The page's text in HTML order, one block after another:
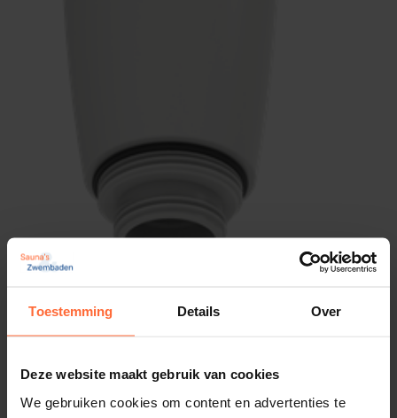
Toestemming Details Over
Deze website maakt gebruik van cookies
We gebruiken cookies om content en advertenties te